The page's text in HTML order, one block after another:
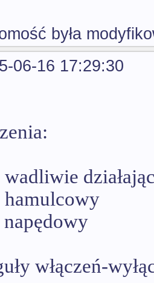
była
06-16 17:29:30
wadliwie
hamulcowy
napędowy
włączeń-